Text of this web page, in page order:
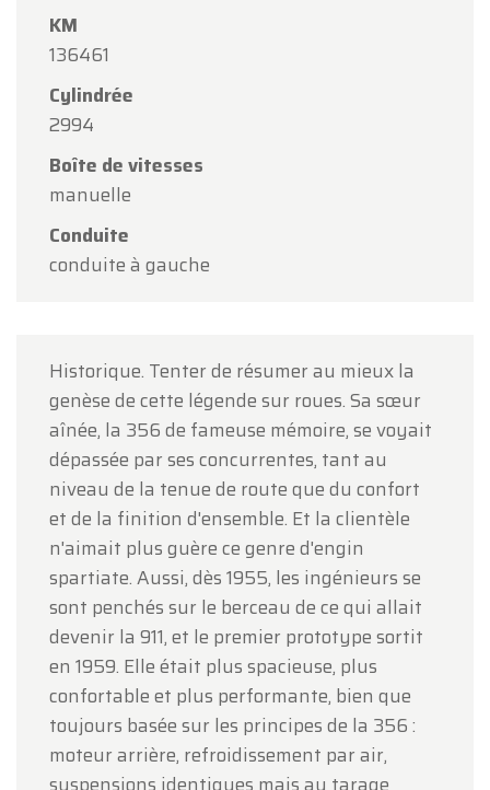
KM
136461
Cylindrée
2994
Boîte de vitesses
manuelle
Conduite
conduite à gauche
Historique. Tenter de résumer au mieux la
genèse de cette légende sur roues. Sa sœur
aînée, la 356 de fameuse mémoire, se voyait
dépassée par ses concurrentes, tant au
niveau de la tenue de route que du confort
et de la finition d'ensemble. Et la clientèle
n'aimait plus guère ce genre d'engin
spartiate. Aussi, dès 1955, les ingénieurs se
sont penchés sur le berceau de ce qui allait
devenir la 911, et le premier prototype sortit
en 1959. Elle était plus spacieuse, plus
confortable et plus performante, bien que
toujours basée sur les principes de la 356 :
moteur arrière, refroidissement par air,
l'occasion de l'Assomption.
lundi 10 août au vendredi 14 août
horaires habituels.
Le lundi 17 août, nous serons
uniquement sur rendez-vous
Merci de votre compréhension et au plaisir de
vous accueillir prochainement !